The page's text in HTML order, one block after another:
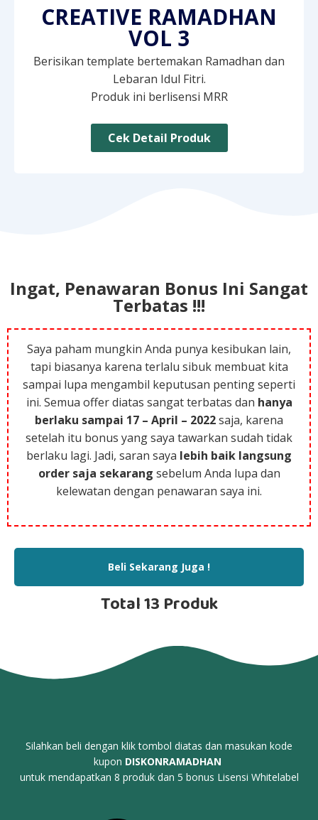
CREATIVE RAMADHAN
VOL 3
Berisikan template bertemakan Ramadhan dan
Lebaran Idul Fitri.
Produk ini berlisensi MRR
Cek Detail Produk
Ingat, Penawaran Bonus Ini Sangat
Terbatas !!!
Saya paham mungkin Anda punya kesibukan lain,
tapi biasanya karena terlalu sibuk membuat kita
sampai lupa mengambil keputusan penting seperti
ini. Semua offer diatas sangat terbatas dan hanya
berlaku sampai 17 – April – 2022saja, karena
setelah itu bonus yang saya tawarkan sudah tidak
berlaku lagi. Jadi, saran saya lebih baik langsung
order saja sekarang sebelum Anda lupa dan
kelewatan dengan penawaran saya ini.
Beli Sekarang Juga !
Total 13 Produk
Silahkan beli dengan klik tombol diatas dan masukan kode
kupon DISKONRAMADHAN
untuk mendapatkan 8 produk dan 5 bonus Lisensi Whitelabel